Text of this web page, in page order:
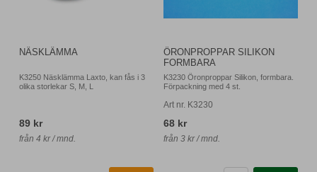
NÄSKLÄMMA
K3250 Näsklämma Laxto, kan fås i 3
olika storlekar S, M, L
89 kr
från 4 kr / mnd.
ÖRONPROPPAR SILIKON
FORMBARA
K3230 Öronproppar Silikon, formbara.
Förpackning med 4 st.
Art nr. K3230
68 kr
från 3 kr / mnd.